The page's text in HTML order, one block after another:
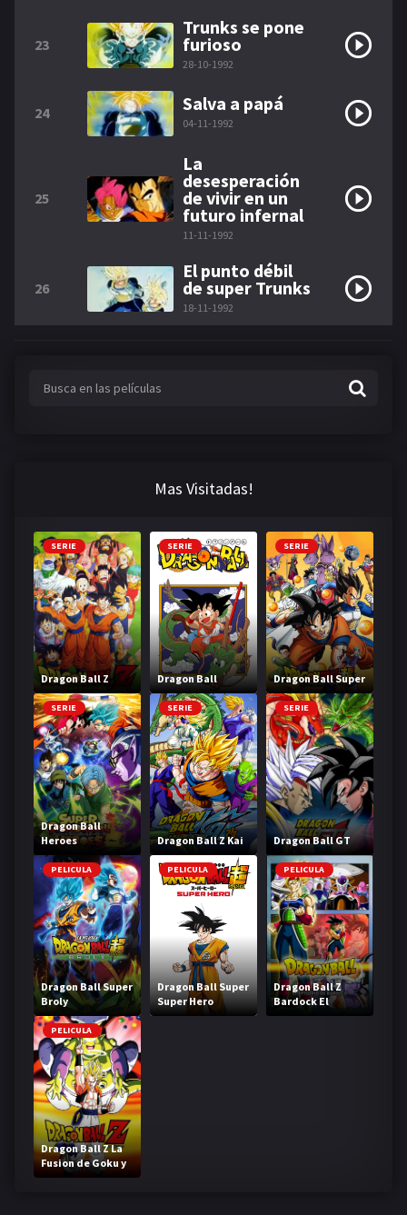
23
Trunks se pone
furioso
28-10-1992
24 Salva a papá
04-11-1992
25
La
desesperación
de vivir en un
futuro infernal
11-11-1992
26
El punto débil
de super Trunks
18-11-1992
Mas Visitadas!
SERIE
Dragon Ball Z
SERIE
Dragon Ball
SERIE
Dragon Ball Super
SERIE
Dragon Ball
Heroes
SERIE
Dragon Ball Z Kai
SERIE
Dragon Ball GT
PELICULA
Dragon Ball Super
Broly
PELICULA
Dragon Ball Super
Super Hero
PELICULA
Dragon Ball Z
Bardock El
legendario Super
PELICULA
Dragon Ball Z La
Fusion de Goku y
Vegeta